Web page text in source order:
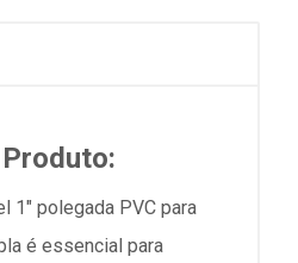
1" polegada PVC para
é essencial para